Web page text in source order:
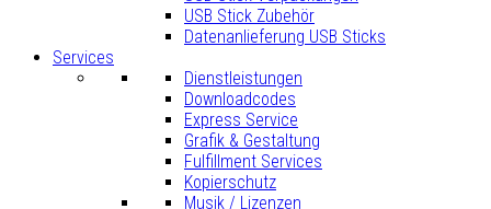
USB Stick Zubehör
Datenanlieferung USB Sticks
Services
Dienstleistungen
Downloadcodes
Express Service
Grafik & Gestaltung
Fulfillment Services
Kopierschutz
Musik / Lizenzen